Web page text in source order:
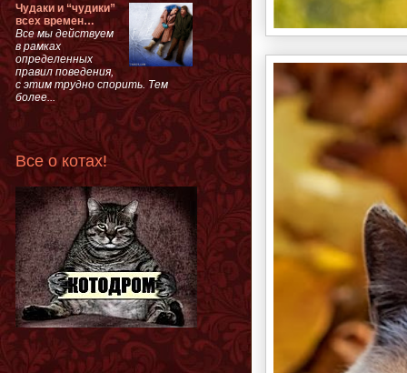
Чудаки и “чудики”
всех времен…
Все мы действуем
в рамках
определенных
правил поведения,
с этим трудно спорить. Тем
более...
Все о котах!